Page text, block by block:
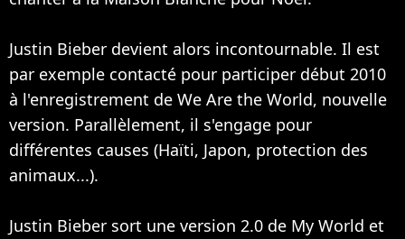
Justin Bieber devient alors incontournable. Il est
par exemple contacté pour participer début 2010
à l'enregistrement de We Are the World, nouvelle
version. Parallèlement, il s'engage pour
différentes causes (Haïti, Japon, protection des
animaux...).
Justin Bieber sort une version 2.0 de My World et